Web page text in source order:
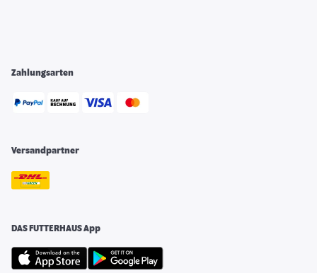
Zahlungsarten
Versandpartner
DAS FUTTERHAUS App